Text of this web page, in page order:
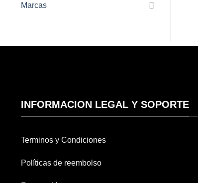
Marcas
INFORMACION LEGAL Y SOPORTE
Terminos y Condiciones
Políticas de reembolso